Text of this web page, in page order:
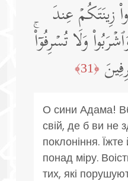
زِینَتَكُمۡ عِندَ
وَلَا تُسۡرِفُوۤا۟ۚ
﴿31﴾
О сини Адама!
свій, де б ви не
поклоніння.
понад міру.
тих, які